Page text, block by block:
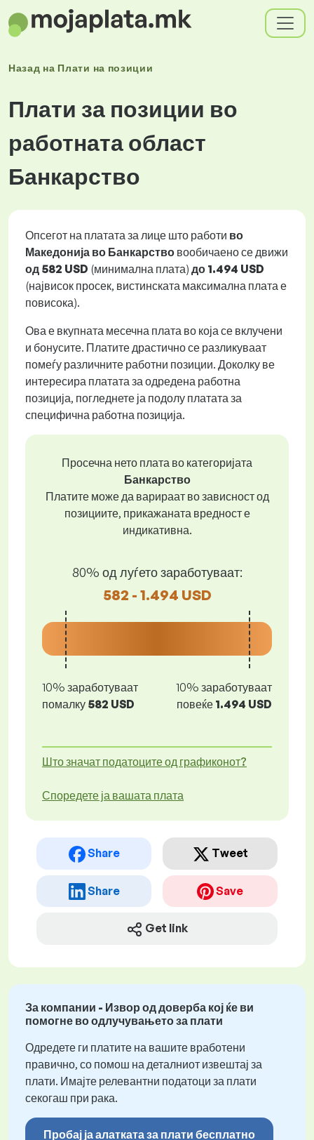
Назад на Плати на позиции
Плати за позиции во
работната област
Банкарство
Опсегот на платата за лице што работи во
Македонија во Банкарство вообичаено се движи
од 582 USD (минимална плата) до 1.494 USD
(највисок просек, вистинската максимална плата е
повисока).
Ова е вкупната месечна плата во која се вклучени
и бонусите. Платите драстично се разликуваат
помеѓу различните работни позиции. Доколку ве
интересира платата за одредена работна
позиција, погледнете ја подолу платата за
специфична работна позиција.
Просечна нето плата во категоријата
Банкарство
Платите може да варираат во зависност од
позициите, прикажаната вредност е
индикативна.
80% од луѓето заработуваат:
582 - 1.494 USD
10% заработуваат
помалку 582 USD
10% заработуваат
повеќе 1.494 USD
Што значат податоците од графиконот?
Споредете ја вашата плата
Share Tweet
Share Save
Get link
За компании - Извор од доверба кој ќе ви
помогне во одлучувањето за плати
Одредете ги платите на вашите вработени
правично, со помош на деталниот извештај за
плати. Имајте релевантни податоци за плати
секогаш при рака.
Пробај ја алатката за плати бесплатно